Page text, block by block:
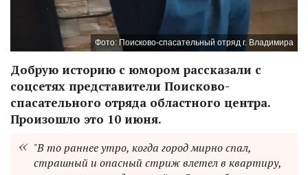
Фото: Поисково-спасательный отряд г. Владимира
Добрую историю с юмором рассказали с
соцсетях представители Поисково-
спасательного отряда областного центра.
Произошло это 10 июня.
"В то раннее утро, когда город мирно спал,
страшный и опасный стриж влетел в квартиру,